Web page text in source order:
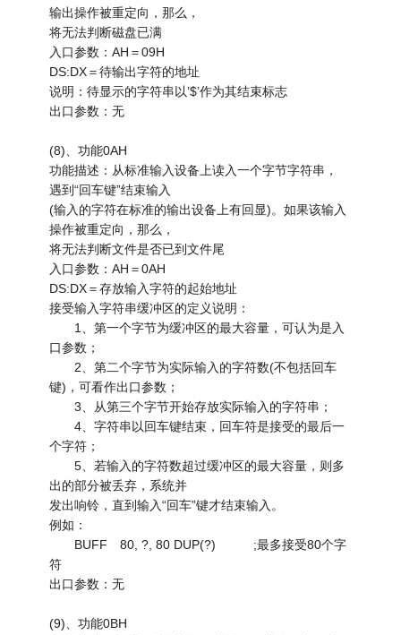
输出操作被重定向，那么，
将无法判断磁盘已满
入口参数：AH＝09H
DS:DX＝待输出字符的地址
说明：待显示的字符串以’$’作为其结束标志
出口参数：无
(8)、功能0AH
功能描述：从标准输入设备上读入一个字节字符串，
遇到“回车键”结束输入
(输入的字符在标准的输出设备上有回显)。如果该输入
操作被重定向，那么，
将无法判断文件是否已到文件尾
入口参数：AH＝0AH
DS:DX＝存放输入字符的起始地址
接受输入字符串缓冲区的定义说明：
1、第一个字节为缓冲区的最大容量，可认为是入
口参数；
2、第二个字节为实际输入的字符数(不包括回车
键)，可看作出口参数；
3、从第三个字节开始存放实际输入的字符串；
4、字符串以回车键结束，回车符是接受的最后一
个字符；
5、若输入的字符数超过缓冲区的最大容量，则多
出的部分被丢弃，系统并
发出响铃，直到输入“回车”键才结束输入。
例如：
BUFF 80, ?, 80 DUP(?) ;最多接受80个字
符
出口参数：无
(9)、功能0BH